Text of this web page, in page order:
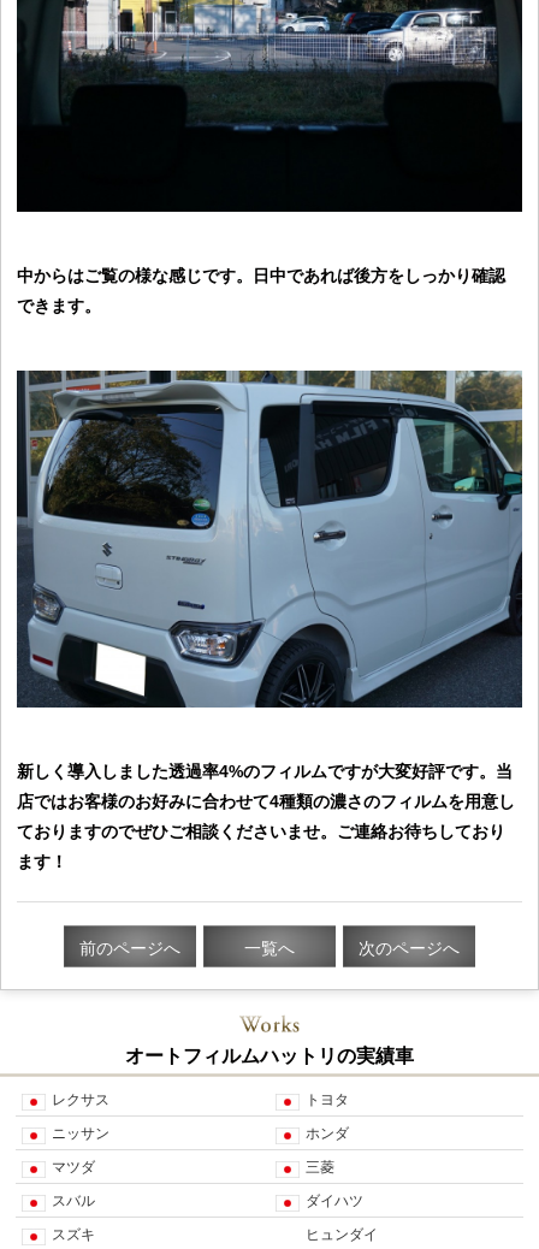
中からはご覧の様な感じです。日中であれば後方をしっかり確認
できます。
新しく導入しました透過率4%のフィルムですが大変好評です。当
店ではお客様のお好みに合わせて4種類の濃さのフィルムを用意し
ておりますのでぜひご相談くださいませ。ご連絡お待ちしており
ます！
前のページへ 一覧へ 次のページへ
オートフィルムハットリの実績車
レクサス
トヨタ
ニッサン
ホンダ
マツダ
三菱
スバル
ダイハツ
スズキ
ヒュンダイ